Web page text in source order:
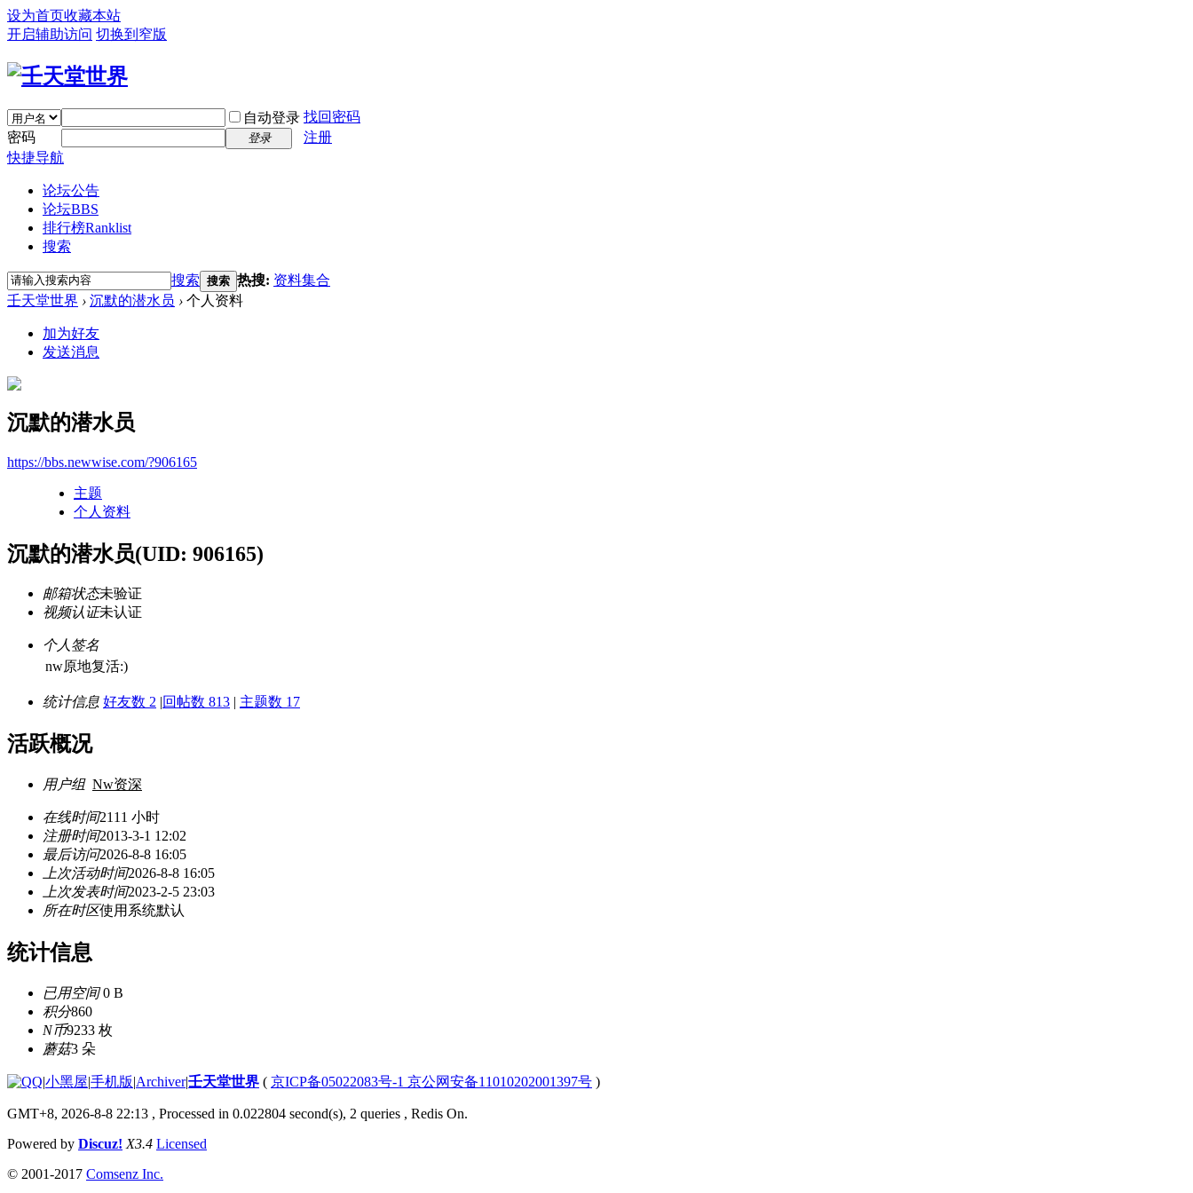
设为首页收藏本站
开启辅助访问 切换到窄版
自动登录 找回密码
密码
登录
注册
快捷导航
论坛公告
论坛BBS
排行榜Ranklist
搜索
搜索 搜索 热搜: 资料集合
壬天堂世界 › 沉默的潜水员 › 个人资料
加为好友
发送消息
沉默的潜水员
https://bbs.newwise.com/?906165
主题
个人资料
沉默的潜水员(UID: 906165)
邮箱状态未验证
视频认证未认证
个人签名
nw原地复活:)
统计信息 好友数 2 |回帖数 813 | 主题数 17
活跃概况
用户组 Nw资深
在线时间2111 小时
注册时间2013-3-1 12:02
最后访问2026-8-8 16:05
上次活动时间2026-8-8 16:05
上次发表时间2023-2-5 23:03
所在时区使用系统默认
统计信息
已用空间0 B
积分860
N币9233 枚
蘑菇3 朵
|小黑屋|手机版|Archiver|壬天堂世界 ( 京ICP备05022083号-1 京公网安备11010202001397号 )
GMT+8, 2026-8-8 22:13 , Processed in 0.022804 second(s), 2 queries , Redis On.
Powered by Discuz! X3.4 Licensed
© 2001-2017 Comsenz Inc.